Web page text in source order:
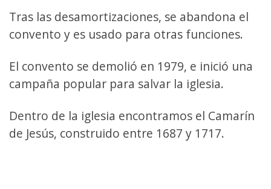
Tras las desamortizaciones, se abandona el
convento y es usado para otras funciones.
El convento se demolió en 1979, e inició una
campaña popular para salvar la iglesia.
Dentro de la iglesia encontramos el Camarín
de Jesús, construido entre 1687 y 1717.